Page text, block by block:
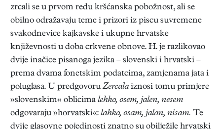
zrcali se u prvom redu kršćanska pobožnost, ali se
obilno odražavaju teme i prizori iz piscu suvremene
svakodnevice kajkavske i ukupne hrvatske
književnosti u doba crkvene obnove. H. je razlikovao
dvije inačice pisanoga jezika – slovenski i hrvatski –
prema dvama fonetskim podatcima, zamjenama jata i
poluglasa. U predgovoru Zercalaiznosi tomu primjere
»slovenskim« oblicima lehko, osem, jalen, nesem
odgovaraju »horvatski«: lahko, osam, jalan, nisam. Te
dvije glasovne pojedinosti znatno su obilježile hrvatski